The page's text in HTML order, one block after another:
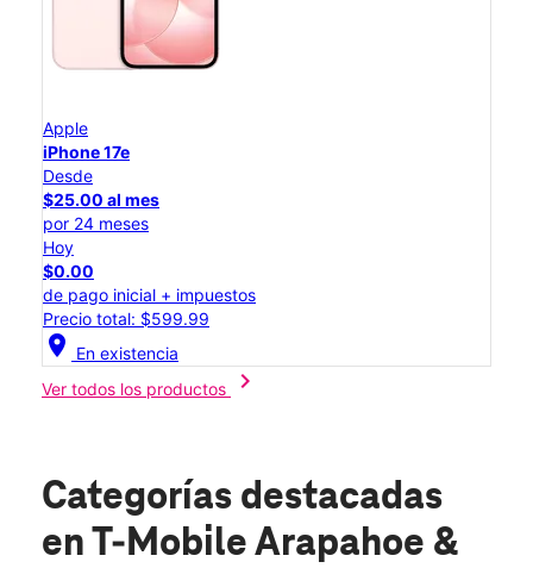
Apple
iPhone 17e
Desde
$25.00 al mes
por 24 meses
Hoy
$0.00
de pago inicial + impuestos
Precio total: $599.99
location_on En existencia
Ver todos los productos
chevron_right
Categorías destacadas
en T-Mobile Arapahoe &